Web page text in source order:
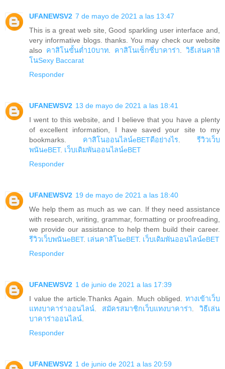
UFANEWSV2 7 de mayo de 2021 a las 13:47
This is a great web site, Good sparkling user interface and,
very informative blogs. thanks. You may check our website
also คาสิโนขั้นต่ำ10บาท. คาสิโนเซ็กซี่บาคาร่า. วิธีเล่นคาสิ
โนSexy Baccarat
Responder
UFANEWSV2 13 de mayo de 2021 a las 18:41
I went to this website, and I believe that you have a plenty
of excellent information, I have saved your site to my
bookmarks. คาสิโนออนไลน์eBETดีอย่างไร. รีวิวเว็บ
พนันeBET. เว็บเดิมพันออนไลน์eBET
Responder
UFANEWSV2 19 de mayo de 2021 a las 18:40
We help them as much as we can. If they need assistance
with research, writing, grammar, formatting or proofreading,
we provide our assistance to help them build their career.
รีวิวเว็บพนันeBET. เล่นคาสิโนeBET. เว็บเดิมพันออนไลน์eBET
Responder
UFANEWSV2 1 de junio de 2021 a las 17:39
I value the article.Thanks Again. Much obliged. ทางเข้าเว็บ
แทงบาคาร่าออนไลน์. สมัครสมาชิกเว็บแทงบาคาร่า. วิธีเล่น
บาคาร่าออนไลน์.
Responder
UFANEWSV2 1 de junio de 2021 a las 20:59